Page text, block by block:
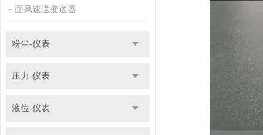
面风速送变送器
粉尘-仪表
压力-仪表
液位-仪表